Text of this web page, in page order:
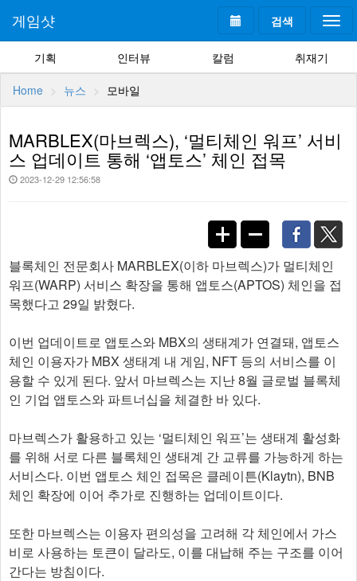
검색
게임샷
기획 인터뷰 칼럼 취재기
Home 뉴스 모바일
MARBLEX(마브렉스), ‘멀티체인 워프’ 서비
스 업데이트 통해 ‘앱토스’ 체인 접목
2023-12-29 12:56:58
블록체인 전문회사 MARBLEX(이하 마브렉스)가 멀티체인
워프(WARP) 서비스 확장을 통해 앱토스(APTOS) 체인을 접
목했다고 29일 밝혔다.
이번 업데이트로 앱토스와 MBX의 생태계가 연결돼, 앱토스
체인 이용자가 MBX 생태계 내 게임, NFT 등의 서비스를 이
용할 수 있게 된다. 앞서 마브렉스는 지난 8월 글로벌 블록체
인 기업 앱토스와 파트너십을 체결한 바 있다.
마브렉스가 활용하고 있는 ‘멀티체인 워프’는 생태계 활성화
를 위해 서로 다른 블록체인 생태계 간 교류를 가능하게 하는
서비스다. 이번 앱토스 체인 접목은 클레이튼(Klaytn), BNB
체인 확장에 이어 추가로 진행하는 업데이트이다.
또한 마브렉스는 이용자 편의성을 고려해 각 체인에서 가스
비로 사용하는 토큰이 달라도, 이를 대납해 주는 구조를 이어
간다는 방침이다.